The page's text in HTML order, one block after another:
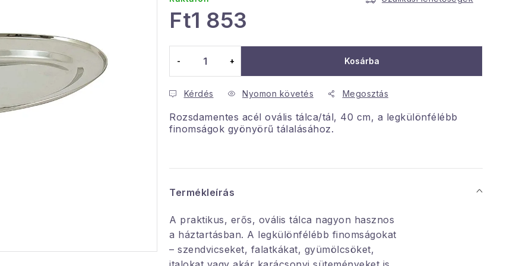
Ft1 853
Kosárba
Kérdés Nyomon követés Megosztás
Rozsdamentes acél ovális tálca/tál, 40 cm, a legkülönfélébb
finomságok gyönyörű tálalásához.
Termékleírás
A praktikus, erős, ovális tálca nagyon hasznos
a háztartásban. A legkülönfélébb finomságokat
– szendvicseket, falatkákat, gyümölcsöket,